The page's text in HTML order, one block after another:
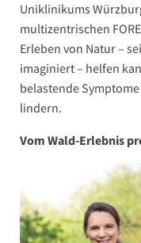
Uniklinikums
multizentrischen
Erleben von Natur –
imaginiert – helfen
belastende
lindern.
Vom Wald-Erlebnis